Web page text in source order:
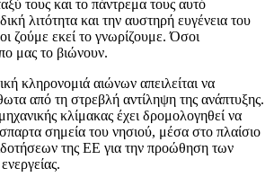
τους και το πάντρεμα τους αυτό
λιτότητα και την αυστηρή ευγένεια του
ζούμε εκεί το γνωρίζουμε. Όσοι
μας το βιώνουν.
κληρονομιά αιώνων απειλείται να
από τη στρεβλή αντίληψη της ανάπτυξης.
κλίμακας έχει δρομολογηθεί να
σημεία του νησιού, μέσα στο πλαίσιο
της ΕΕ για την προώθηση των